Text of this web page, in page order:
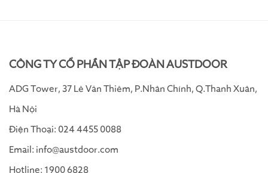
CÔNG TY CỔ PHẦN TẬP ĐOÀN AUSTDOOR
ADG Tower, 37 Lê Văn Thiêm, P.Nhân Chính, Q.Thanh Xuân,
Hà Nội
Điện Thoại: 024 4455 0088
Email: info@austdoor.com
Hotline: 1900 6828